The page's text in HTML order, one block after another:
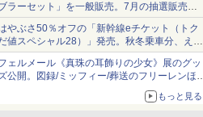
ラーセット」を一般販売。7月の抽選販売の
選無効分
やぶさ50％オフの「新幹線eチケット（トク
値スペシャル28）」発売。秋冬乗車分、えき
っと限定
ェルメール《真珠の耳飾りの少女》展のグッ
公開。図録/ミッフィー/葬送のフリーレンほ
もっと見る